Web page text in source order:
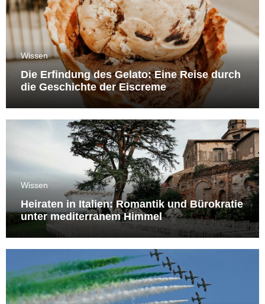
Wissen
Die Erfindung des Gelato: Eine Reise durch
die Geschichte der Eiscreme
Wissen
Heiraten in Italien: Romantik und Bürokratie
unter mediterranem Himmel